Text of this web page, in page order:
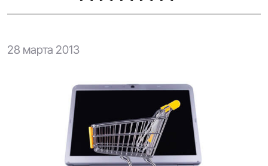
28 марта 2013